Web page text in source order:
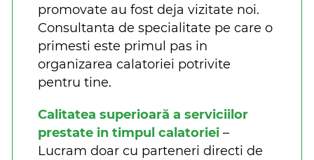
promovate au fost deja vizitate noi.
Consultanta de specialitate pe care o
primesti este primul pas in
organizarea calatoriei potrivite
pentru tine.
Calitatea superioară a serviciilor
prestate in timpul calatoriei –
Lucram doar cu parteneri directi de